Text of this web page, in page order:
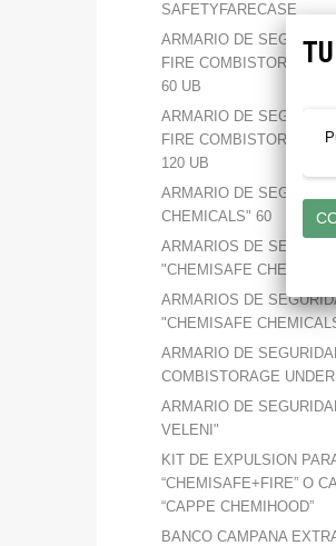
SAFETYFARECASE
ARMARIO DE
FIRE COMBISTORAGE
60 UB
ARMARIO DE
FIRE COMBISTORAGE
120 UB
ARMARIO DE
CHEMICALS" 60
ARMARIOS DE
"CHEMISAFE
ARMARIOS DE
"CHEMISAFE
ARMARIO DE
COMBISTORAGE
ARMARIO DE
VELENI"
KIT DE EXPULSION
“CHEMISAFE+FIRE” O
“CAPPE CHEMIHOOD”
BANCO CAMPANA